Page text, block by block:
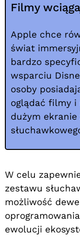
Filmy
Apple chce
świat
bardzo
wsparciu
osoby
oglądać filmy i
dużym
W celu
zestawu
możliwość
ewolucji